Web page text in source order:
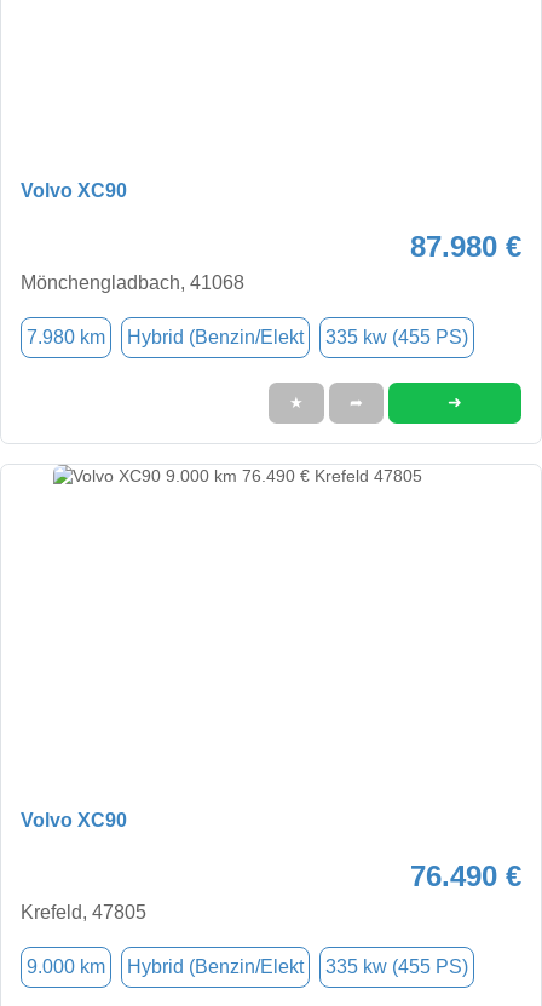
Volvo XC90
87.980 €
Mönchengladbach, 41068
7.980 km Hybrid (Benzin/Elekt 335 kw (455 PS)
★ ➦ ➜
Volvo XC90
76.490 €
Krefeld, 47805
9.000 km Hybrid (Benzin/Elekt 335 kw (455 PS)